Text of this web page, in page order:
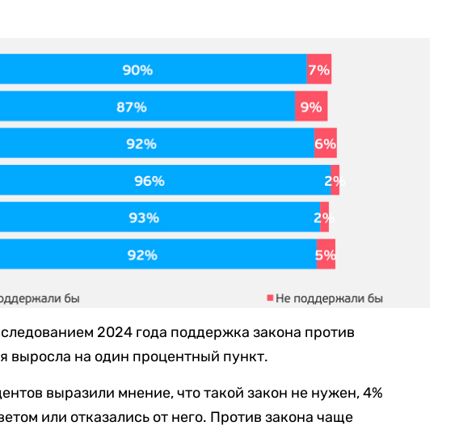
2024 года поддержка закона против
выросла на один процентный пункт.
выразили мнение, что такой закон не нужен, 4%
или отказались от него. Против закона чаще